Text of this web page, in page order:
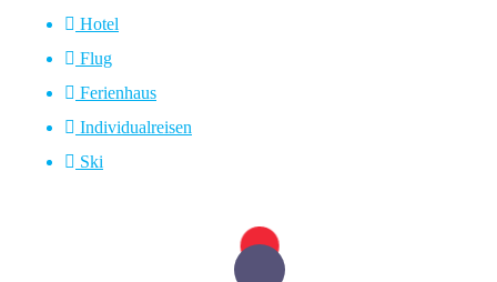
Hotel
Flug
Ferienhaus
Individualreisen
Ski